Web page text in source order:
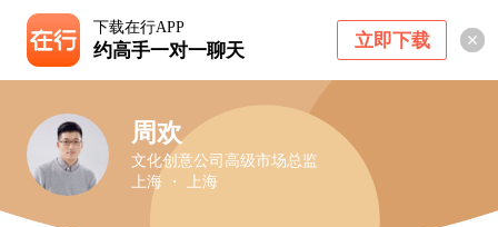
下载在行APP
约高手一对一聊天 立即下载
周欢
文化创意公司高级市场总监
上海 ・ 上海